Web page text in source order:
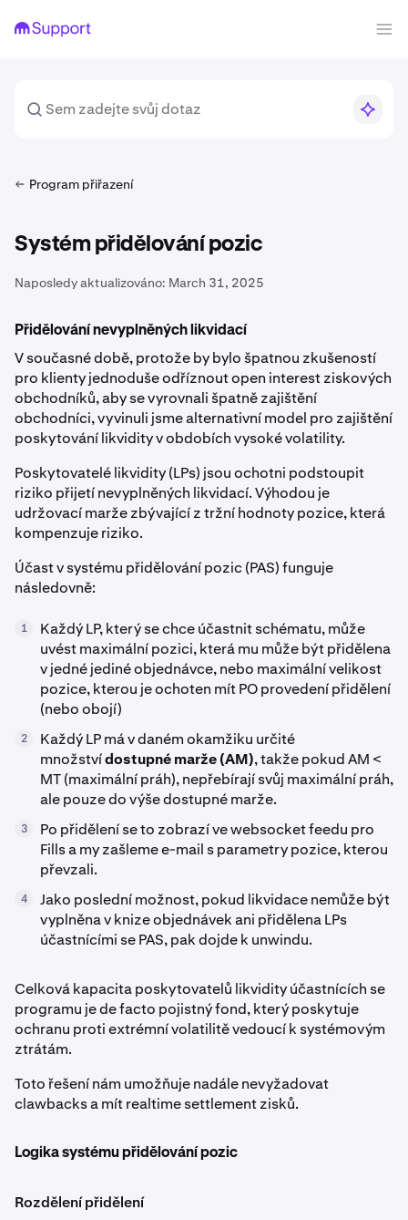
Program přiřazení
Systém přidělování pozic
Naposledy aktualizováno: March 31, 2025
Přidělování nevyplněných likvidací
V současné době, protože by bylo špatnou zkušeností
pro klienty jednoduše odříznout open interest ziskových
obchodníků, aby se vyrovnali špatně zajištění
obchodníci, vyvinuli jsme alternativní model pro zajištění
poskytování likvidity v obdobích vysoké volatility.
Poskytovatelé likvidity (LPs) jsou ochotni podstoupit
riziko přijetí nevyplněných likvidací. Výhodou je
udržovací marže zbývající z tržní hodnoty pozice, která
kompenzuje riziko.
Účast v systému přidělování pozic (PAS) funguje
následovně:
1
Každý LP, který se chce účastnit schématu, může
uvést maximální pozici, která mu může být přidělena
v jedné jediné objednávce, nebo maximální velikost
pozice, kterou je ochoten mít PO provedení přidělení
(nebo obojí)
2
Každý LP má v daném okamžiku určité
množstvídostupné marže (AM), takže pokud AM <
MT (maximální práh), nepřebírají svůj maximální práh,
ale pouze do výše dostupné marže.
3
Po přidělení se to zobrazí ve websocket feedu pro
Fills a my zašleme e-mail s parametry pozice, kterou
převzali.
4
Jako poslední možnost, pokud likvidace nemůže být
vyplněna v knize objednávek ani přidělena LPs
účastnícími se PAS, pak dojde k unwindu.
Celková kapacita poskytovatelů likvidity účastnících se
programu je de facto pojistný fond, který poskytuje
ochranu proti extrémní volatilitě vedoucí k systémovým
ztrátám.
Toto řešení nám umožňuje nadále nevyžadovat
clawbacks a mít realtime settlement zisků.
Logika systému přidělování pozic
Rozdělení přidělení